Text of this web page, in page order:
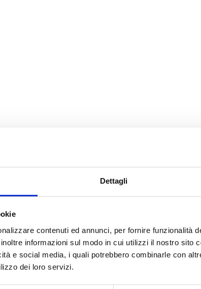
Dettagli
contenuti ed annunci, per fornire funzionalità
informazioni sul modo in cui utilizzi il nostro sito
e social media, i quali potrebbero combinarle con
dei loro servizi.